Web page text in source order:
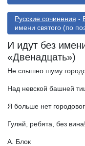
Русские сочинения -
имени святого (по
И идут без
«Двенадцать»)
Не слышно шуму
Над невской башней
Я больше нет
Гуляй, ребята, без вина!
А. Блок